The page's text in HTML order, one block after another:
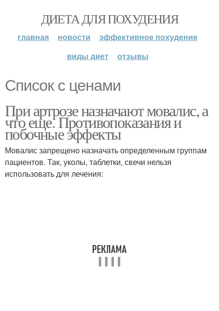
ДИЕТА ДЛЯ ПОХУДЕНИЯ
главная новости
эффективное похудение
виды диет
отзывы
Список с ценами
При артрозе назначают мовалис, а
что еще. Противопоказания и
побочные эффекты
Мовалис запрещено назначать определенным группам
пациентов. Так, уколы, таблетки, свечи нельзя
использовать для лечения: